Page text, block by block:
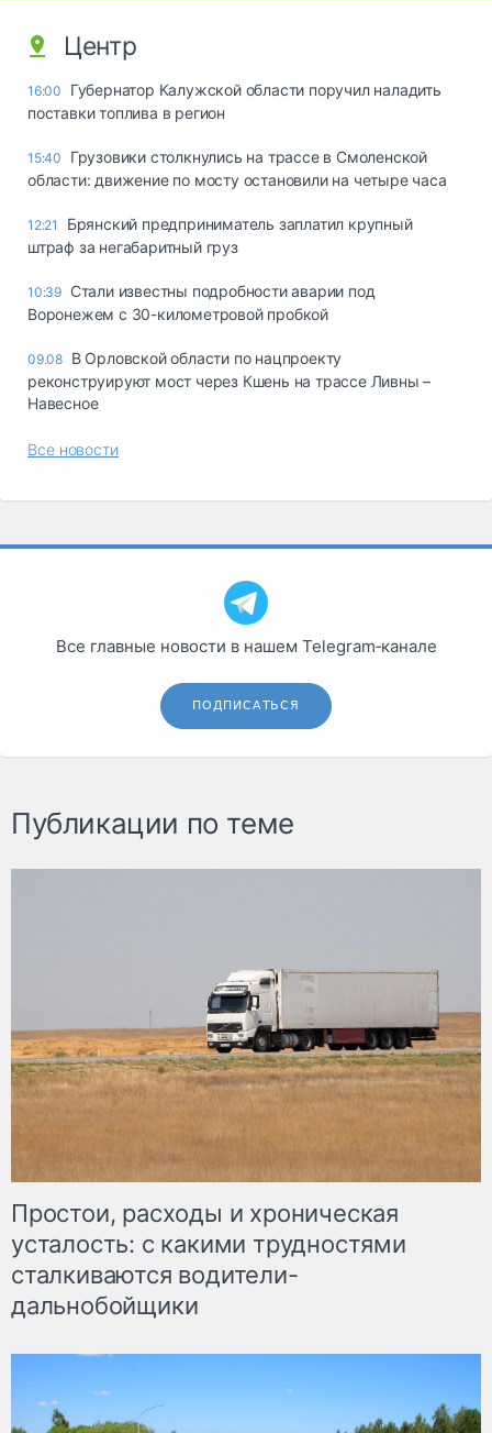
Центр
16:00
Губернатор Калужской области поручил наладить
поставки топлива в регион
15:40
Грузовики столкнулись на трассе в Смоленской
области: движение по мосту остановили на четыре часа
12:21
Брянский предприниматель заплатил крупный
штраф за негабаритный груз
10:39 Стали известны подробности аварии под
Воронежем с 30-километровой пробкой
09.08 В Орловской области по нацпроекту
реконструируют мост через Кшень на трассе Ливны –
Навесное
Все новости
Все главные новости в нашем Telegram‑канале
ПОДПИСАТЬСЯ
Публикации по теме
Простои, расходы и хроническая
усталость: с какими трудностями
сталкиваются водители-
дальнобойщики